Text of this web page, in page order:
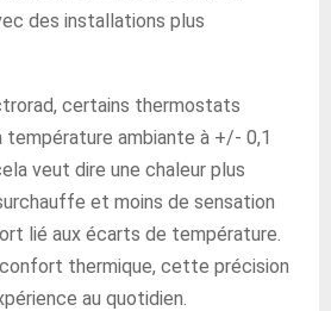
des installations plus
certains thermostats
température ambiante à +/- 0,1
veut dire une chaleur plus
et moins de sensation
lié aux écarts de température.
thermique, cette précision
au quotidien.